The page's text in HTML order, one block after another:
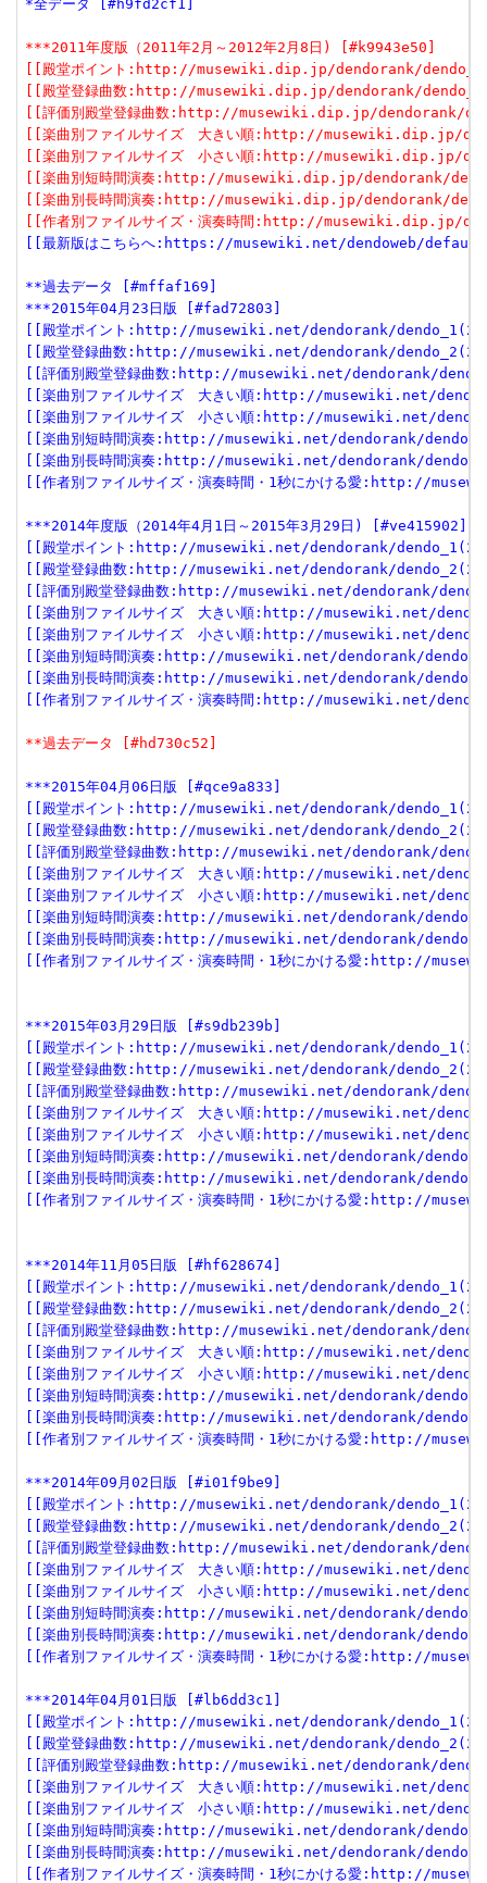
*全データ [#h9fd2cf1]
***2011年度版（2011年2月～2012年2月8日) [#k9943e50]
[[殿堂ポイント:http://musewiki.dip.jp/dendorank/
[[殿堂登録曲数:http://musewiki.dip.jp/dendorank/
[[評価別殿堂登録曲数:http://musewiki.dip.jp/dendorank/
[[楽曲別ファイルサイズ　大きい順:http://musewiki.dip.jp/
[[楽曲別ファイルサイズ　小さい順:http://musewiki.dip.jp/
[[楽曲別短時間演奏:http://musewiki.dip.jp/dendorank/
[[楽曲別長時間演奏:http://musewiki.dip.jp/dendorank/
[[作者別ファイルサイズ・演奏時間:http://musewiki.dip.jp/
[[最新版はこちらへ:https://musewiki.net/dendoweb/
**過去データ [#mffaf169]
***2015年04月23日版 [#fad72803]
[[殿堂ポイント:http://musewiki.net/dendorank/
[[殿堂登録曲数:http://musewiki.net/dendorank/
[[評価別殿堂登録曲数:http://musewiki.net/dendorank/
[[楽曲別ファイルサイズ　大きい順:http://musewiki.net/
[[楽曲別ファイルサイズ　小さい順:http://musewiki.net/
[[楽曲別短時間演奏:http://musewiki.net/dendorank/
[[楽曲別長時間演奏:http://musewiki.net/dendorank/
[[作者別ファイルサイズ・演奏時間・1秒にかける愛:http://
***2014年度版（2014年4月1日～2015年3月29日) [#ve415902]
[[殿堂ポイント:http://musewiki.net/dendorank/
[[殿堂登録曲数:http://musewiki.net/dendorank/
[[評価別殿堂登録曲数:http://musewiki.net/dendorank/
[[楽曲別ファイルサイズ　大きい順:http://musewiki.net/
[[楽曲別ファイルサイズ　小さい順:http://musewiki.net/
[[楽曲別短時間演奏:http://musewiki.net/dendorank/
[[楽曲別長時間演奏:http://musewiki.net/dendorank/
[[作者別ファイルサイズ・演奏時間:http://musewiki.net/
**過去データ [#hd730c52]
***2015年04月06日版 [#qce9a833]
[[殿堂ポイント:http://musewiki.net/dendorank/
[[殿堂登録曲数:http://musewiki.net/dendorank/
[[評価別殿堂登録曲数:http://musewiki.net/dendorank/
[[楽曲別ファイルサイズ　大きい順:http://musewiki.net/
[[楽曲別ファイルサイズ　小さい順:http://musewiki.net/
[[楽曲別短時間演奏:http://musewiki.net/dendorank/
[[楽曲別長時間演奏:http://musewiki.net/dendorank/
[[作者別ファイルサイズ・演奏時間・1秒にかける愛:http://
***2015年03月29日版 [#s9db239b]
[[殿堂ポイント:http://musewiki.net/dendorank/
[[殿堂登録曲数:http://musewiki.net/dendorank/
[[評価別殿堂登録曲数:http://musewiki.net/dendorank/
[[楽曲別ファイルサイズ　大きい順:http://musewiki.net/
[[楽曲別ファイルサイズ　小さい順:http://musewiki.net/
[[楽曲別短時間演奏:http://musewiki.net/dendorank/
[[楽曲別長時間演奏:http://musewiki.net/dendorank/
[[作者別ファイルサイズ・演奏時間・1秒にかける愛:http://
***2014年11月05日版 [#hf628674]
[[殿堂ポイント:http://musewiki.net/dendorank/
[[殿堂登録曲数:http://musewiki.net/dendorank/
[[評価別殿堂登録曲数:http://musewiki.net/dendorank/
[[楽曲別ファイルサイズ　大きい順:http://musewiki.net/
[[楽曲別ファイルサイズ　小さい順:http://musewiki.net/
[[楽曲別短時間演奏:http://musewiki.net/dendorank/
[[楽曲別長時間演奏:http://musewiki.net/dendorank/
[[作者別ファイルサイズ・演奏時間・1秒にかける愛:http://
***2014年09月02日版 [#i01f9be9]
[[殿堂ポイント:http://musewiki.net/dendorank/
[[殿堂登録曲数:http://musewiki.net/dendorank/
[[評価別殿堂登録曲数:http://musewiki.net/dendorank/
[[楽曲別ファイルサイズ　大きい順:http://musewiki.net/
[[楽曲別ファイルサイズ　小さい順:http://musewiki.net/
[[楽曲別短時間演奏:http://musewiki.net/dendorank/
[[楽曲別長時間演奏:http://musewiki.net/dendorank/
[[作者別ファイルサイズ・演奏時間・1秒にかける愛:http://
***2014年04月01日版 [#lb6dd3c1]
[[殿堂ポイント:http://musewiki.net/dendorank/
[[殿堂登録曲数:http://musewiki.net/dendorank/
[[評価別殿堂登録曲数:http://musewiki.net/dendorank/
[[楽曲別ファイルサイズ　大きい順:http://musewiki.net/
[[楽曲別ファイルサイズ　小さい順:http://musewiki.net/
[[楽曲別短時間演奏:http://musewiki.net/dendorank/
[[楽曲別長時間演奏:http://musewiki.net/dendorank/
[[作者別ファイルサイズ・演奏時間・1秒にかける愛:http://